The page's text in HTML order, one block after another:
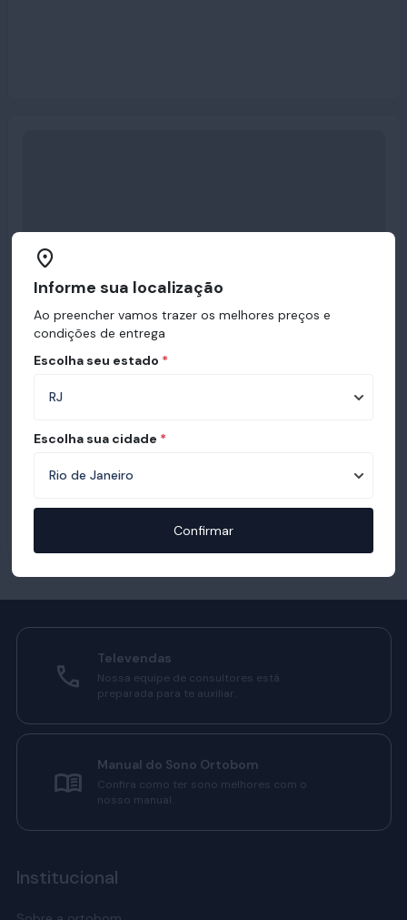
Televendas
Nossa equipe de consultores está
preparada para te auxiliar.
Manual do Sono Ortobom
Confira como ter sono melhores com o
nosso manual.
Institucional
Informe sua localização
Ao preencher vamos trazer os melhores preços e
condições de entrega
Escolha seu estado *
Escolha sua cidade *
Confirmar